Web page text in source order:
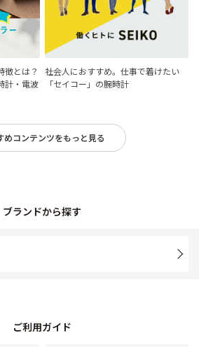
徴とは？
計・電波
社会人におすすめ。仕事で着けたい
「セイコー」の腕時計
めコンテンツをもっと見る
ブランドから探す
ご利用ガイド